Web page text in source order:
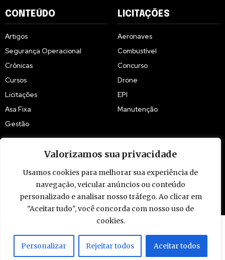
Valorizamos sua privacidade
Usamos cookies para melhorar sua experiência de
navegação, veicular anúncios ou conteúdo
personalizado e analisar nosso tráfego. Ao clicar em
"Aceitar tudo", você concorda com nosso uso de
cookies.
Personalizar Rejeitar todos Aceitar todos
CONTEÚDO
Artigos
Segurança Operacional
Crônicas
Cursos
Licitações
Asa Fixa
Gestão
LICITAÇÕES
Aeronaves
Combustível
Concurso
Drone
EPI
Manutenção
© 2009 - 2026 Piloto Policial. Todos os direitos reservados. Brasil.